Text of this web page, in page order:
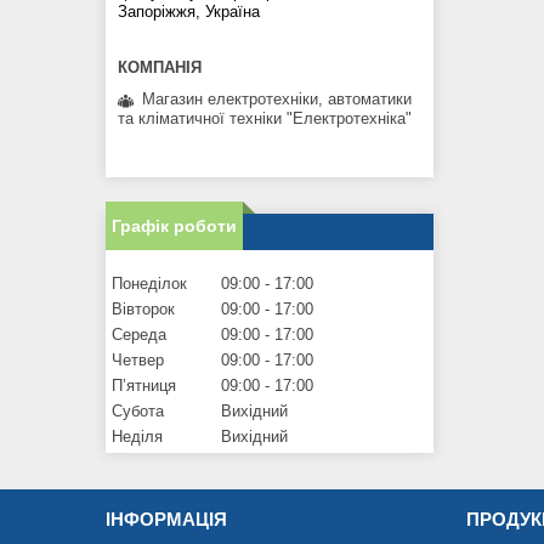
Запоріжжя, Україна
Магазин електротехніки, автоматики
та кліматичної техніки "Електротехніка"
Графік роботи
Понеділок 09:00
17:00
Вівторок
09:00
17:00
Середа
09:00
17:00
Четвер
09:00
17:00
Пʼятниця
09:00
17:00
Субота
Вихідний
Неділя
Вихідний
ІНФОРМАЦІЯ